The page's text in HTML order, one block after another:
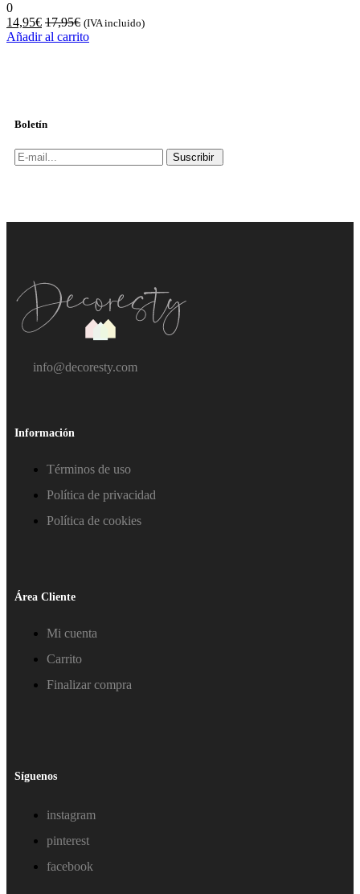
0
14,95€ 17,95€ (IVA incluido)
Añadir al carrito
Boletín
Suscribir
info@decoresty.com
Información
Términos de uso
Política de privacidad
Política de cookies
Área Cliente
Mi cuenta
Carrito
Finalizar compra
Síguenos
instagram
pinterest
facebook